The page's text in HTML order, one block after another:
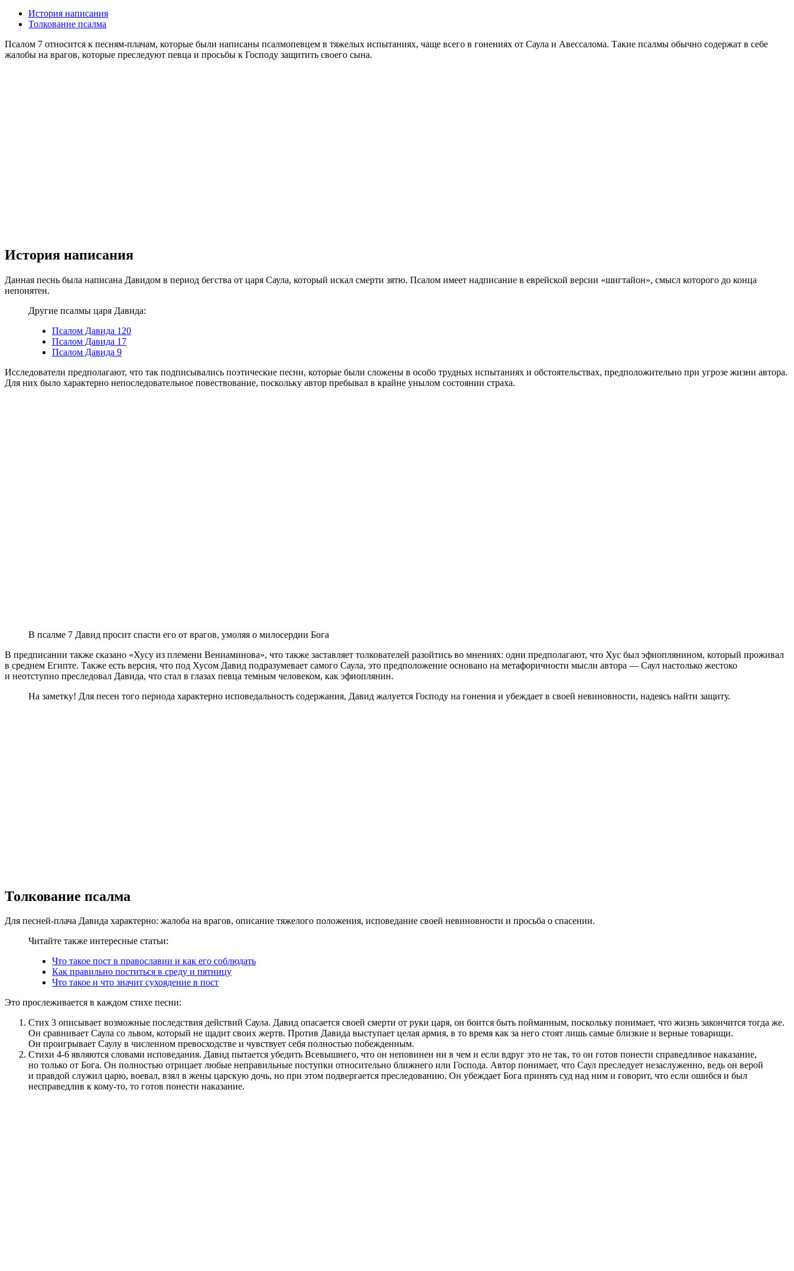
История написания
Толкование псалма
Псалом 7 относится к песням-плачам, которые были написаны псалмопевцем в тяжелых испытаниях, чаще всего в гонениях от Саула и Авессалома. Такие псалмы обычно содержат в себе
жалобы на врагов, которые преследуют певца и просьбы к Господу защитить своего сына.
История написания
Данная песнь была написана Давидом в период бегства от царя Саула, который искал смерти зятю. Псалом имеет надписание в еврейской версии «шигтайон», смысл которого до конца
непонятен.
Другие псалмы царя Давида:
Псалом Давида 120
Псалом Давида 17
Псалом Давида 9
Исследователи предполагают, что так подписывались поэтические песни, которые были сложены в особо трудных испытаниях и обстоятельствах, предположительно при угрозе жизни автора.
Для них было характерно непоследовательное повествование, поскольку автор пребывал в крайне унылом состоянии страха.
В псалме 7 Давид просит спасти его от врагов, умоляя о милосердии Бога
В предписании также сказано «Хусу из племени Вениаминова», что также заставляет толкователей разойтись во мнениях: одни предполагают, что Хус был эфиоплянином, который проживал
в среднем Египте. Также есть версия, что под Хусом Давид подразумевает самого Саула, это предположение основано на метафоричности мысли автора — Саул настолько жестоко
и неотступно преследовал Давида, что стал в глазах певца темным человеком, как эфиоплянин.
На заметку! Для песен того периода характерно исповедальность содержания, Давид жалуется Господу на гонения и убеждает в своей невиновности, надеясь найти защиту.
Толкование псалма
Для песней-плача Давида характерно: жалоба на врагов, описание тяжелого положения, исповедание своей невиновности и просьба о спасении.
Читайте также интересные статьи:
Что такое пост в православии и как его соблюдать
Как правильно поститься в среду и пятницу
Что такое и что значит сухоядение в пост
Это прослеживается в каждом стихе песни:
Стих 3 описывает возможные последствия действий Саула. Давид опасается своей смерти от руки царя, он боится быть пойманным, поскольку понимает, что жизнь закончится тогда же.
Он сравнивает Саула со львом, который не щадит своих жертв. Против Давида выступает целая армия, в то время как за него стоят лишь самые близкие и верные товарищи.
Он проигрывает Саулу в численном превосходстве и чувствует себя полностью побежденным.
Стихи 4-6 являются словами исповедания. Давид пытается убедить Всевышнего, что он неповинен ни в чем и если вдруг это не так, то он готов понести справедливое наказание,
но только от Бога. Он полностью отрицает любые неправильные поступки относительно ближнего или Господа. Автор понимает, что Саул преследует незаслуженно, ведь он верой
и правдой служил царю, воевал, взял в жены царскую дочь, но при этом подвергается преследованию. Он убеждает Бога принять суд над ним и говорит, что если ошибся и был
несправедлив к кому-то, то готов понести наказание.